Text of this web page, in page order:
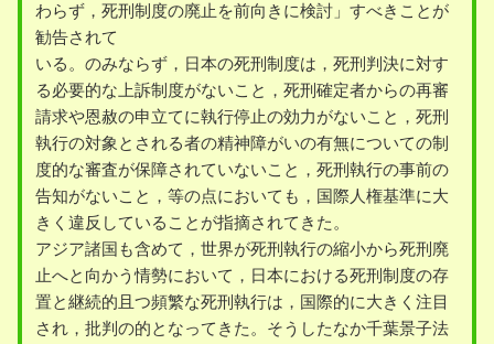
わらず，死刑制度の廃止を前向きに検討」すべきことが
勧告されて
いる。のみならず，日本の死刑制度は，死刑判決に対す
る必要的な上訴制度がないこと，死刑確定者からの再審
請求や恩赦の申立てに執行停止の効力がないこと，死刑
執行の対象とされる者の精神障がいの有無についての制
度的な審査が保障されていないこと，死刑執行の事前の
告知がないこと，等の点においても，国際人権基準に大
きく違反していることが指摘されてきた。
アジア諸国も含めて，世界が死刑執行の縮小から死刑廃
止へと向かう情勢において，日本における死刑制度の存
置と継続的且つ頻繁な死刑執行は，国際的に大きく注目
され，批判の的となってきた。そうしたなか千葉景子法